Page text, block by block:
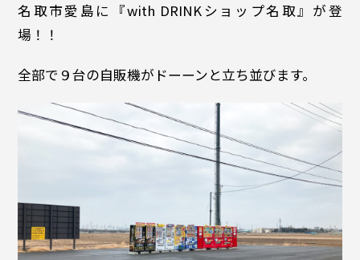
名取市愛島に『with DRINKショップ名取』が登
場！！
全部で９台の自販機がドーーンと立ち並びます。